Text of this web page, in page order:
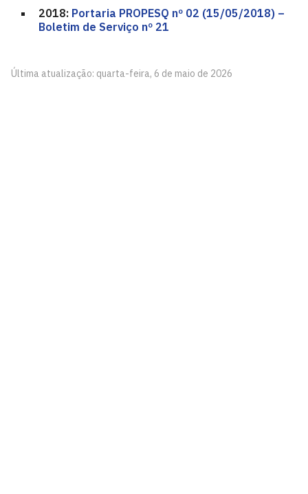
2018: Portaria PROPESQ nº 02 (15/05/2018) –
Boletim de Serviço nº 21
Última atualização: quarta-feira, 6 de maio de 2026